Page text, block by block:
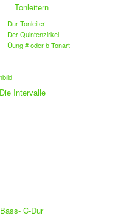
Tonleitern
Dur Tonleiter
Der Quintenzirkel
Üung # oder b Tonart
Die Intervalle
C-Dur